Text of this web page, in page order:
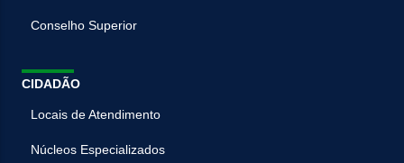
Conselho Superior
CIDADÃO
Locais de Atendimento
Núcleos Especializados